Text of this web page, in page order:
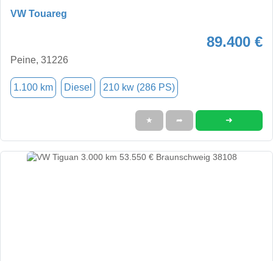
VW Touareg
89.400 €
Peine, 31226
1.100 km Diesel 210 kw (286 PS)
★ ➦ ➜